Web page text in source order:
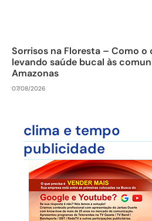
Sorrisos na Floresta – Como
levando saúde bucal às
Amazonas
07/08/2026
clima e tempo
publicidade